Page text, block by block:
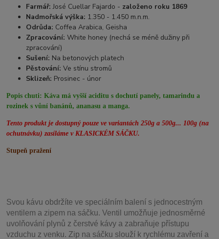
Farmář: José Cuellar Fajardo - založeno roku 1869
Nadmořská výška: 1.350 - 1.450 m.n.m.
Odrůda: Coffea Arabica, Geisha
Zpracování: White honey (nechá se méně dužiny při
zpracování)
Sušení: Na betonových platech
Pěstování: Ve stínu stromů
Sklizeň: Prosinec - únor
Popis chuti:Káva má vyšší aciditu s dochutí panely, tamarindu a
rozinek s vůní banánů, ananasu a manga.
Tento produkt je dostupný pouze ve variantách 250g a 500g... 100g (na
ochutnávku) zasíláme v KLASICKÉM SÁČKU.
Stupeň pražení
Svou kávu obdržíte ve speciálním balení s jednocestným
ventilem a zipem na sáčku. Ventil umožňuje jednosměrné
uvolňování plynů z čerstvé kávy a zabraňuje přístupu
vzduchu z venku. Zip na sáčku slouží k rychlému zavření a